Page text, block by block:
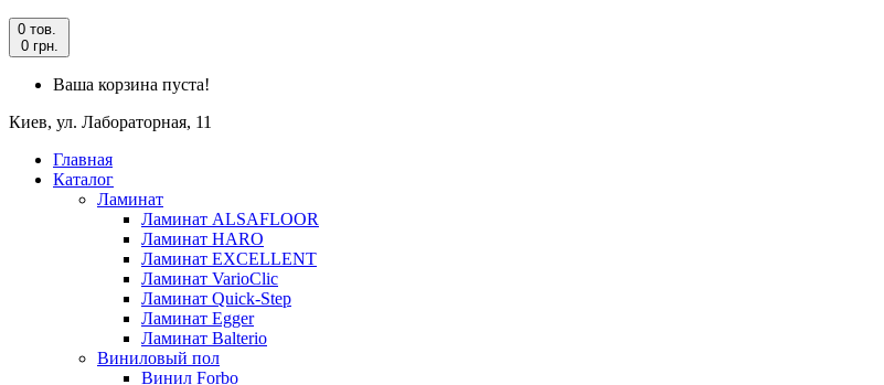
0 тов.
0 грн.
Ваша корзина пуста!
Киев, ул. Лабораторная, 11
Главная
Каталог
Ламинат
Ламинат ALSAFLOOR
Ламинат HARO
Ламинат EXCELLENT
Ламинат VarioClic
Ламинат Quick-Step
Ламинат Egger
Ламинат Balterio
Виниловый пол
Винил Forbo